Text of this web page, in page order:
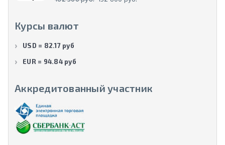
Курсы валют
USD = 82.17 руб
EUR = 94.84 руб
Аккредитованный участник